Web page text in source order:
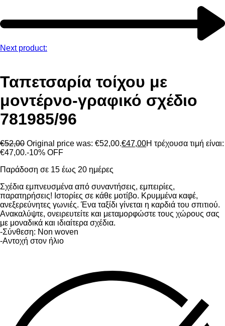
Next product:
Ταπετσαρία τοίχου με
μοντέρνο-γραφικό σχέδιο
781985/96
€52,00 Original price was: €52,00.€47,00Η τρέχουσα τιμή είναι:
€47,00.-10% OFF
Παράδοση σε 15 έως 20 ημέρες
Σχέδια εμπνευσμένα από συναντήσεις, εμπειρίες,
παρατηρήσεις! Ιστορίες σε κάθε μοτίβο. Κρυμμένα καφέ,
ανεξερεύνητες γωνιές. Ένα ταξίδι γίνεται η καρδιά του σπιτιού.
Ανακαλύψτε, ονειρευτείτε και μεταμορφώστε τους χώρους σας
με μοναδικά και ιδιαίτερα σχέδια.
-Σύνθεση: Non woven
-Αντοχή στον ήλιο